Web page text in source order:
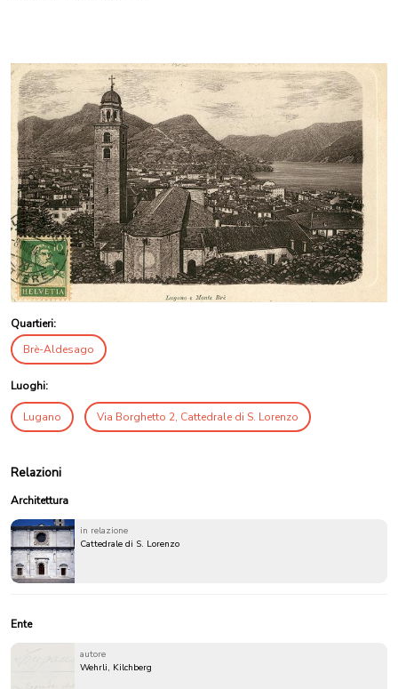
Quartieri:
Brè-Aldesago
Luoghi:
Lugano Via Borghetto 2, Cattedrale di S. Lorenzo
Relazioni
Architettura
in relazione
Cattedrale di S. Lorenzo
Ente
autore
Wehrli, Kilchberg